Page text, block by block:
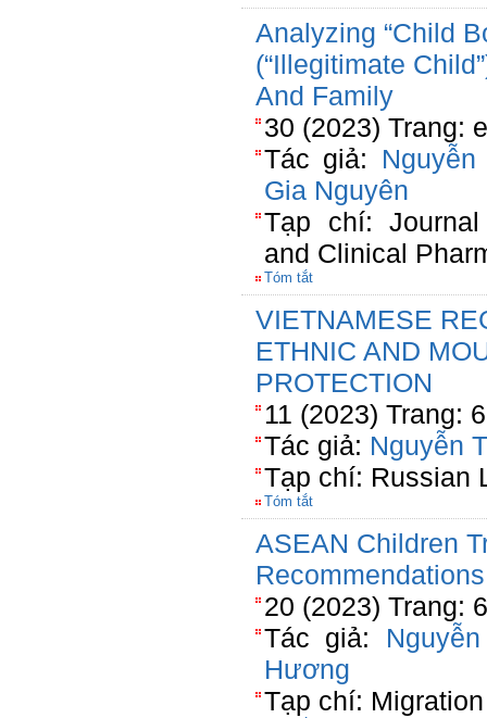
Analyzing “Child
(“Illegitimate
And Family
30 (2023) Trang:
Tác giả:
Gia Nguyên
Tạp chí:
and Clinical
Tóm tắt
VIETNAMESE
ETHNIC AND
PROTECTION
11 (2023) Trang:
Tác giả: Nguyễn
Tạp chí: Russian
Tóm tắt
ASEAN Children
Recommendations
20 (2023) Trang:
Tác giả:
Hương
Tạp chí: